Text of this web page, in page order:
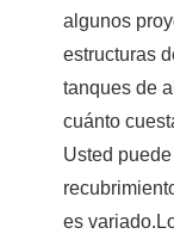
algunos
estructuras
tanques de
cuánto
Usted
es